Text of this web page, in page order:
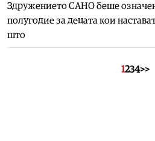
Здружението САНО беше означен
полугодие за децата кои
што
1234>>